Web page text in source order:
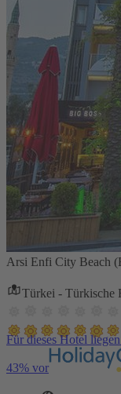
Arsi Enfi City Beach
Türkei - Türkische
Für dieses Hotel
43% vor